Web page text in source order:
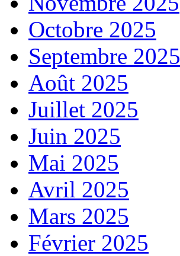
Octobre 2025
Septembre 2025
Août 2025
Juillet 2025
Juin 2025
Mai 2025
Avril 2025
Mars 2025
Février 2025